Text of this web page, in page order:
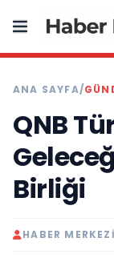
ANA SAYFA/
QNB
Birliği
HABER MERKEZI